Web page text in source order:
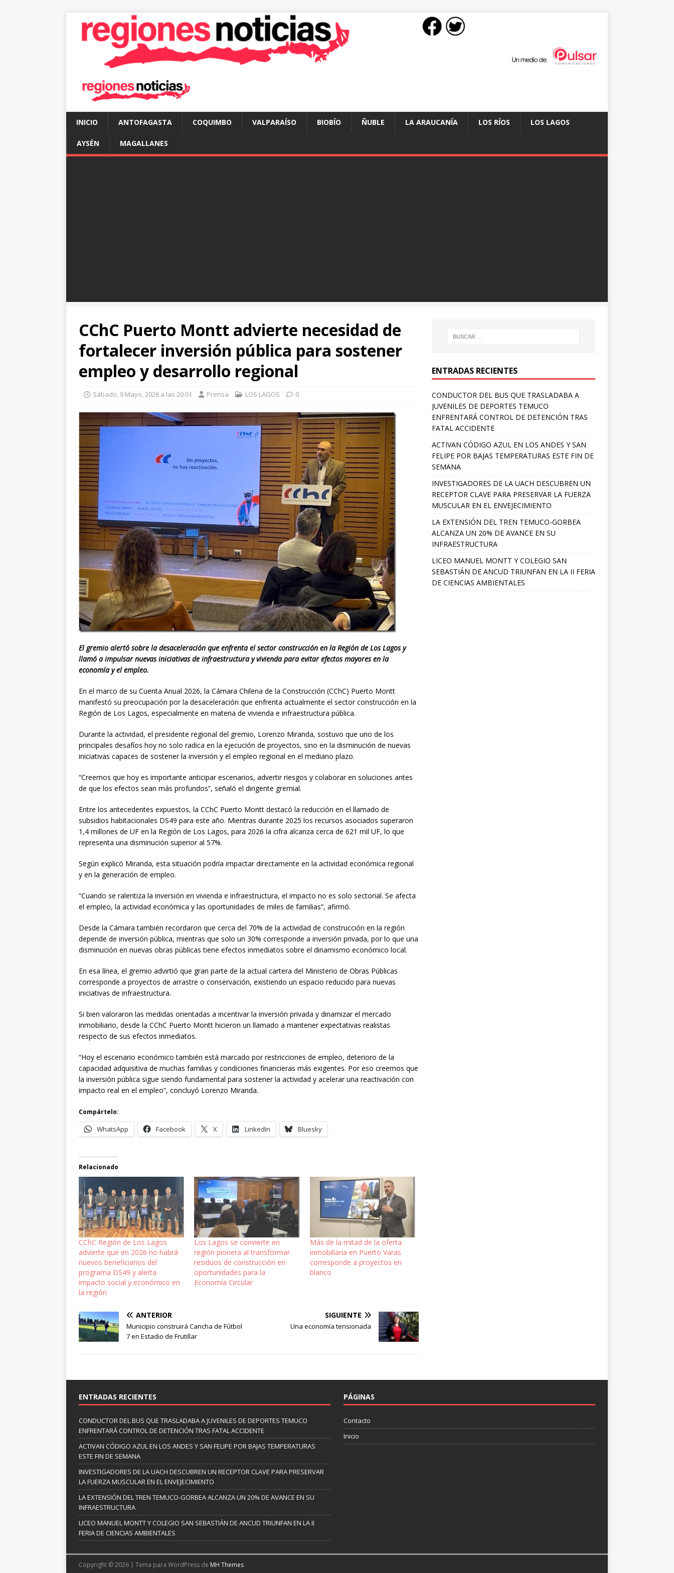
INICIO ANTOFAGASTA COQUIMBO VALPARAÍSO BIOBÍO ÑUBLE LA ARAUCANÍA LOS RÍOS LOS LAGOS
AYSÉN MAGALLANES
CChC Puerto Montt advierte necesidad de
fortalecer inversión pública para sostener
empleo y desarrollo regional
Sábado, 9 Mayo, 2026 a las 20:01 Prensa LOS LAGOS 0
El gremio alertó sobre la desaceleración que enfrenta el sector construcción en la Región de Los Lagos y
llamó a impulsar nuevas iniciativas de infraestructura y vivienda para evitar efectos mayores en la
economía y el empleo.
En el marco de su Cuenta Anual 2026, la Cámara Chilena de la Construcción (CChC) Puerto Montt
manifestó su preocupación por la desaceleración que enfrenta actualmente el sector construcción en la
Región de Los Lagos, especialmente en materia de vivienda e infraestructura pública.
Durante la actividad, el presidente regional del gremio, Lorenzo Miranda, sostuvo que uno de los
principales desafíos hoy no solo radica en la ejecución de proyectos, sino en la disminución de nuevas
iniciativas capaces de sostener la inversión y el empleo regional en el mediano plazo.
“Creemos que hoy es importante anticipar escenarios, advertir riesgos y colaborar en soluciones antes
de que los efectos sean más profundos”, señaló el dirigente gremial.
Entre los antecedentes expuestos, la CChC Puerto Montt destacó la reducción en el llamado de
subsidios habitacionales DS49 para este año. Mientras durante 2025 los recursos asociados superaron
1,4 millones de UF en la Región de Los Lagos, para 2026 la cifra alcanza cerca de 621 mil UF, lo que
representa una disminución superior al 57%.
Según explicó Miranda, esta situación podría impactar directamente en la actividad económica regional
y en la generación de empleo.
“Cuando se ralentiza la inversión en vivienda e infraestructura, el impacto no es solo sectorial. Se afecta
el empleo, la actividad económica y las oportunidades de miles de familias”, afirmó.
Desde la Cámara también recordaron que cerca del 70% de la actividad de construcción en la región
depende de inversión pública, mientras que solo un 30% corresponde a inversión privada, por lo que una
disminución en nuevas obras públicas tiene efectos inmediatos sobre el dinamismo económico local.
En esa línea, el gremio advirtió que gran parte de la actual cartera del Ministerio de Obras Públicas
corresponde a proyectos de arrastre o conservación, existiendo un espacio reducido para nuevas
iniciativas de infraestructura.
Si bien valoraron las medidas orientadas a incentivar la inversión privada y dinamizar el mercado
inmobiliario, desde la CChC Puerto Montt hicieron un llamado a mantener expectativas realistas
respecto de sus efectos inmediatos.
“Hoy el escenario económico también está marcado por restricciones de empleo, deterioro de la
capacidad adquisitiva de muchas familias y condiciones financieras más exigentes. Por eso creemos que
la inversión pública sigue siendo fundamental para sostener la actividad y acelerar una reactivación con
impacto real en el empleo”, concluyó Lorenzo Miranda.
Compártelo:
WhatsApp Facebook X LinkedIn Bluesky
Relacionado
CChC Región de Los Lagos
advierte que en 2026 no habrá
nuevos beneficiarios del
programa DS49 y alerta
impacto social y económico en
la región
Los Lagos se convierte en
región pionera al transformar
residuos de construcción en
oportunidades para la
Economía Circular
Más de la mitad de la oferta
inmobiliaria en Puerto Varas
corresponde a proyectos en
blanco
ANTERIOR
Municipio construirá Cancha de Fútbol
7 en Estadio de Frutillar
SIGUIENTE
Una economía tensionada
ENTRADAS RECIENTES
CONDUCTOR DEL BUS QUE TRASLADABA A
JUVENILES DE DEPORTES TEMUCO
ENFRENTARÁ CONTROL DE DETENCIÓN TRAS
FATAL ACCIDENTE
ACTIVAN CÓDIGO AZUL EN LOS ANDES Y SAN
FELIPE POR BAJAS TEMPERATURAS ESTE FIN DE
SEMANA
INVESTIGADORES DE LA UACH DESCUBREN UN
RECEPTOR CLAVE PARA PRESERVAR LA FUERZA
MUSCULAR EN EL ENVEJECIMIENTO
LA EXTENSIÓN DEL TREN TEMUCO-GORBEA
ALCANZA UN 20% DE AVANCE EN SU
INFRAESTRUCTURA
LICEO MANUEL MONTT Y COLEGIO SAN
SEBASTIÁN DE ANCUD TRIUNFAN EN LA II FERIA
DE CIENCIAS AMBIENTALES
ENTRADAS RECIENTES
CONDUCTOR DEL BUS QUE TRASLADABA A JUVENILES DE DEPORTES TEMUCO
ENFRENTARÁ CONTROL DE DETENCIÓN TRAS FATAL ACCIDENTE
ACTIVAN CÓDIGO AZUL EN LOS ANDES Y SAN FELIPE POR BAJAS TEMPERATURAS
ESTE FIN DE SEMANA
INVESTIGADORES DE LA UACH DESCUBREN UN RECEPTOR CLAVE PARA PRESERVAR
LA FUERZA MUSCULAR EN EL ENVEJECIMIENTO
LA EXTENSIÓN DEL TREN TEMUCO-GORBEA ALCANZA UN 20% DE AVANCE EN SU
INFRAESTRUCTURA
LICEO MANUEL MONTT Y COLEGIO SAN SEBASTIÁN DE ANCUD TRIUNFAN EN LA II
FERIA DE CIENCIAS AMBIENTALES
PÁGINAS
Contacto
Inicio
Copyright © 2026 | Tema para WordPress de MH Themes